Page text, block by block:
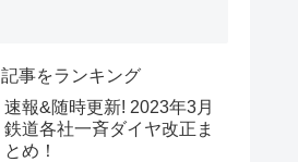
事をランキング
速報&随時更新! 2023年3月
鉄道各社一斉ダイヤ改正ま
とめ！